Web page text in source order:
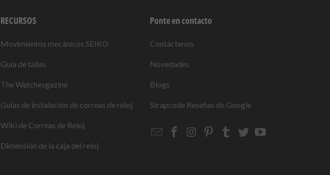
RECURSOS
Movimientos mecánicos SEIKO
Guía de tallas
The Watchesgazine
Guías de instalación de correas de reloj
Wiki de Correas de Reloj
Dimensión de la caja del reloj
Ponte en contacto
Contáctenos
Novedades
Blogs
Strapcode Reseñas de Google
EmailStrapcode
Strapcode
Strapcode
Strapcode
Strapcode